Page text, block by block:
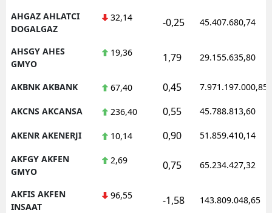
AHGAZ AHLATCI
DOGALGAZ
32,14 -0,25 45.407.680,74
AHSGY AHES
GMYO
19,36 1,79 29.155.635,80
AKBNK AKBANK 67,40 0,45 7.971.197.000,85
AKCNS AKCANSA 236,40 0,55 45.788.813,60
AKENR AKENERJI 10,14 0,90 51.859.410,14
AKFGY AKFEN
GMYO
2,69 0,75 65.234.427,32
AKFIS AKFEN
INSAAT
96,55 -1,58 143.809.048,65